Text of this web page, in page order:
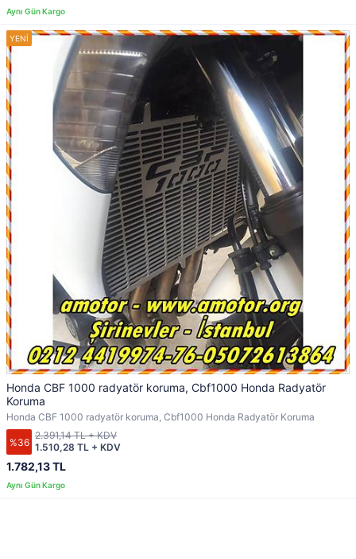
Honda CBF 1000 radyatör koruma, Cbf1000 Honda Radyatör
Koruma
Honda CBF 1000 radyatör koruma, Cbf1000 Honda Radyatör Koruma
%36
1.782,13 TL
1.510,28 TL + KDV
2.391,14 TL + KDV